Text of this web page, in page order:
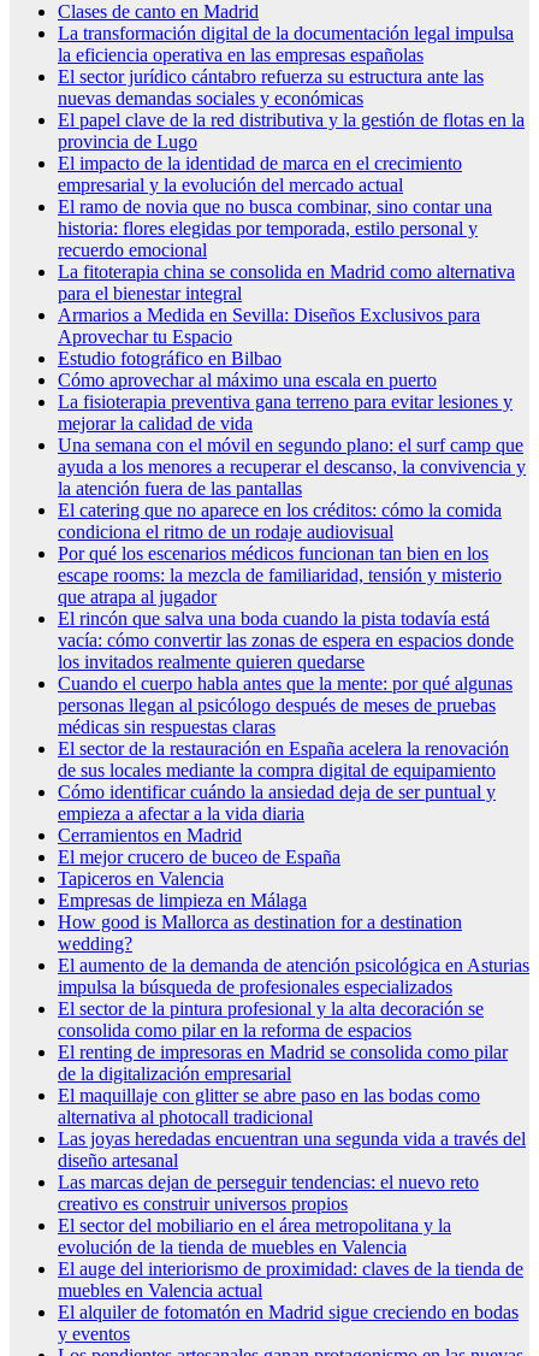
Clases de canto en Madrid
La transformación digital de la documentación legal impulsa
la eficiencia operativa en las empresas españolas
El sector jurídico cántabro refuerza su estructura ante las
nuevas demandas sociales y económicas
El papel clave de la red distributiva y la gestión de flotas en la
provincia de Lugo
El impacto de la identidad de marca en el crecimiento
empresarial y la evolución del mercado actual
El ramo de novia que no busca combinar, sino contar una
historia: flores elegidas por temporada, estilo personal y
recuerdo emocional
La fitoterapia china se consolida en Madrid como alternativa
para el bienestar integral
Armarios a Medida en Sevilla: Diseños Exclusivos para
Aprovechar tu Espacio
Estudio fotográfico en Bilbao
Cómo aprovechar al máximo una escala en puerto
La fisioterapia preventiva gana terreno para evitar lesiones y
mejorar la calidad de vida
Una semana con el móvil en segundo plano: el surf camp que
ayuda a los menores a recuperar el descanso, la convivencia y
la atención fuera de las pantallas
El catering que no aparece en los créditos: cómo la comida
condiciona el ritmo de un rodaje audiovisual
Por qué los escenarios médicos funcionan tan bien en los
escape rooms: la mezcla de familiaridad, tensión y misterio
que atrapa al jugador
El rincón que salva una boda cuando la pista todavía está
vacía: cómo convertir las zonas de espera en espacios donde
los invitados realmente quieren quedarse
Cuando el cuerpo habla antes que la mente: por qué algunas
personas llegan al psicólogo después de meses de pruebas
médicas sin respuestas claras
El sector de la restauración en España acelera la renovación
de sus locales mediante la compra digital de equipamiento
Cómo identificar cuándo la ansiedad deja de ser puntual y
empieza a afectar a la vida diaria
Cerramientos en Madrid
El mejor crucero de buceo de España
Tapiceros en Valencia
Empresas de limpieza en Málaga
How good is Mallorca as destination for a destination
wedding?
El aumento de la demanda de atención psicológica en Asturias
impulsa la búsqueda de profesionales especializados
El sector de la pintura profesional y la alta decoración se
consolida como pilar en la reforma de espacios
El renting de impresoras en Madrid se consolida como pilar
de la digitalización empresarial
El maquillaje con glitter se abre paso en las bodas como
alternativa al photocall tradicional
Las joyas heredadas encuentran una segunda vida a través del
diseño artesanal
Las marcas dejan de perseguir tendencias: el nuevo reto
creativo es construir universos propios
El sector del mobiliario en el área metropolitana y la
evolución de la tienda de muebles en Valencia
El auge del interiorismo de proximidad: claves de la tienda de
muebles en Valencia actual
El alquiler de fotomatón en Madrid sigue creciendo en bodas
y eventos